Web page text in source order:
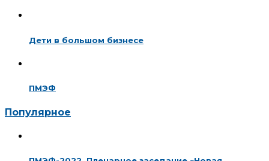
Дети в большом бизнесе
ПМЭФ
Популярное